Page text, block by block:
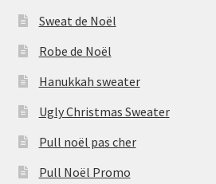
Sweat de Noël
Robe de Noël
Hanukkah sweater
Ugly Christmas Sweater
Pull noël pas cher
Pull Noël Promo